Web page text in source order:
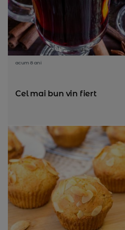
acum 8 ani
Cel mai bun vin fiert